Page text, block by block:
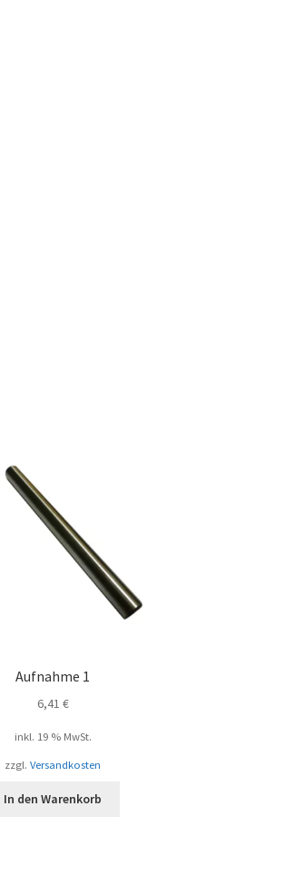
Aufnahme 1
6,41 €
inkl. 19 % MwSt.
zzgl.Versandkosten
In den Warenkorb